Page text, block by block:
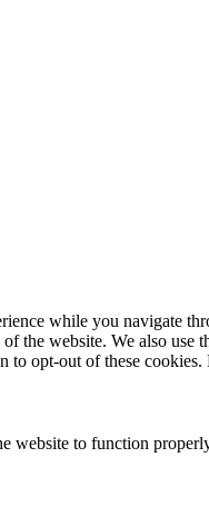
while you navigate
the website. We also
to opt-out of these
website to function